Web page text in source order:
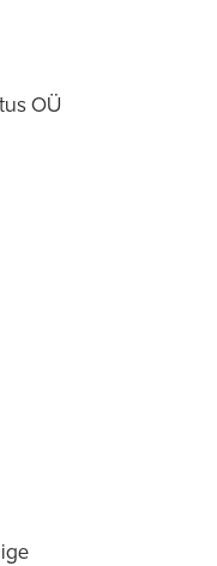
OÜ